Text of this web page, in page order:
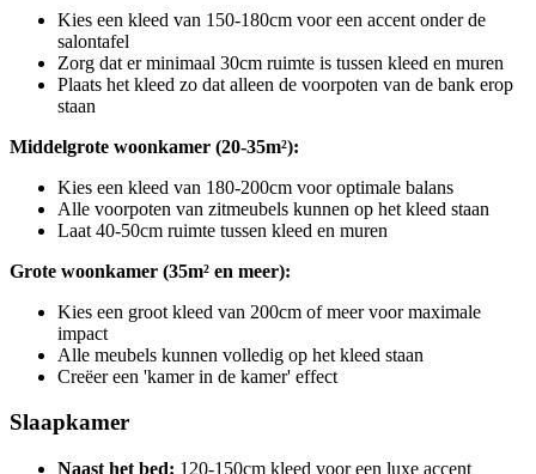
Kies een kleed van 150-180cm voor een accent onder de
salontafel
Zorg dat er minimaal 30cm ruimte is tussen kleed en muren
Plaats het kleed zo dat alleen de voorpoten van de bank erop
staan
Middelgrote woonkamer (20-35m²):
Kies een kleed van 180-200cm voor optimale balans
Alle voorpoten van zitmeubels kunnen op het kleed staan
Laat 40-50cm ruimte tussen kleed en muren
Grote woonkamer (35m² en meer):
Kies een groot kleed van 200cm of meer voor maximale
impact
Alle meubels kunnen volledig op het kleed staan
Creëer een 'kamer in de kamer' effect
Slaapkamer
Naast het bed: 120-150cm kleed voor een luxe accent